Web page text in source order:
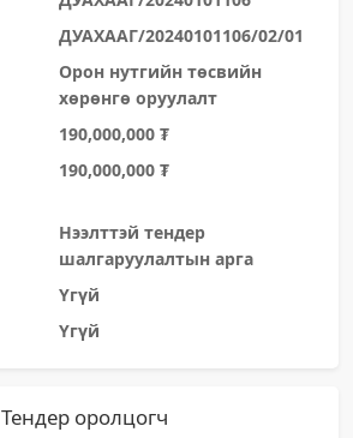
ДУАХААГ/20240101106/02/01
Орон нутгийн төсвийн
хөрөнгө оруулалт
190,000,000 ₮
190,000,000 ₮
Нээлттэй тендер
шалгаруулалтын арга
Үгүй
Үгүй
Тендер оролцогч